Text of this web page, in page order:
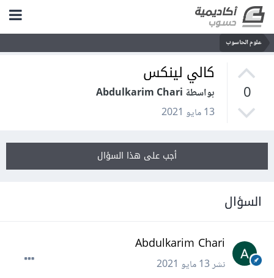
علوم الحاسوب
0
كالي لينكس
بواسطة Abdulkarim Chari
13 مايو 2021
أجب على هذا السؤال
السؤال
Abdulkarim Chari
نشر13 مايو 2021